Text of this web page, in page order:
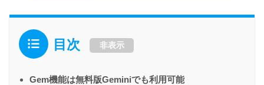
目次 非表示
Gem機能は無料版Geminiでも利用可能